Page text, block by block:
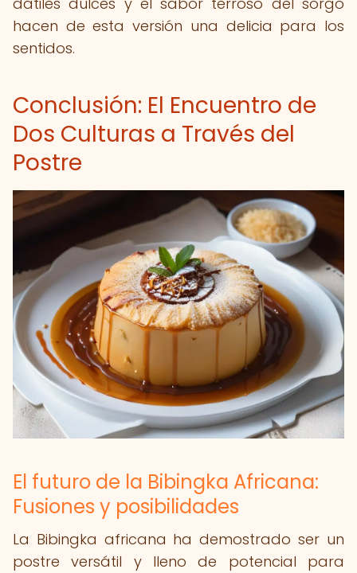
hacen de esta versión una delicia para los
sentidos.
Conclusión: El Encuentro de
Dos Culturas a Través del
Postre
El futuro de la Bibingka Africana:
Fusiones y posibilidades
La Bibingka africana ha demostrado ser un
postre versátil y lleno de potencial para